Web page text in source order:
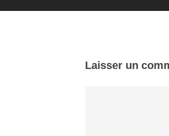
Laisser un